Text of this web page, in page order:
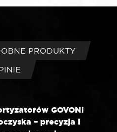
PRODUKTY
GOVONI
– precyzja i